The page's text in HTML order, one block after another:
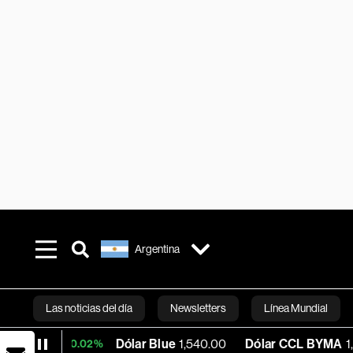
Argentina
Las noticias del día Newsletters Línea Mundial
Bloomberg
Dólar Blue 1,540.00 Dólar CCL BYMA 1,575.06